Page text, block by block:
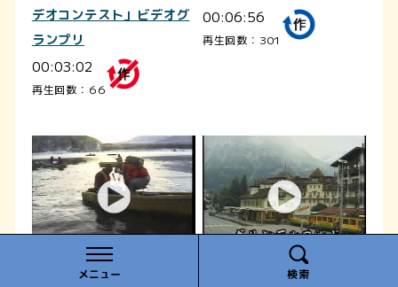
メニュー 検索
デオコンテスト」ビデオグ
ランプリ
00:03:02
再生回数：66
00:06:56
再生回数：301
厳冬の富士｜平成11年度 スイス・アルプス紀行｜平